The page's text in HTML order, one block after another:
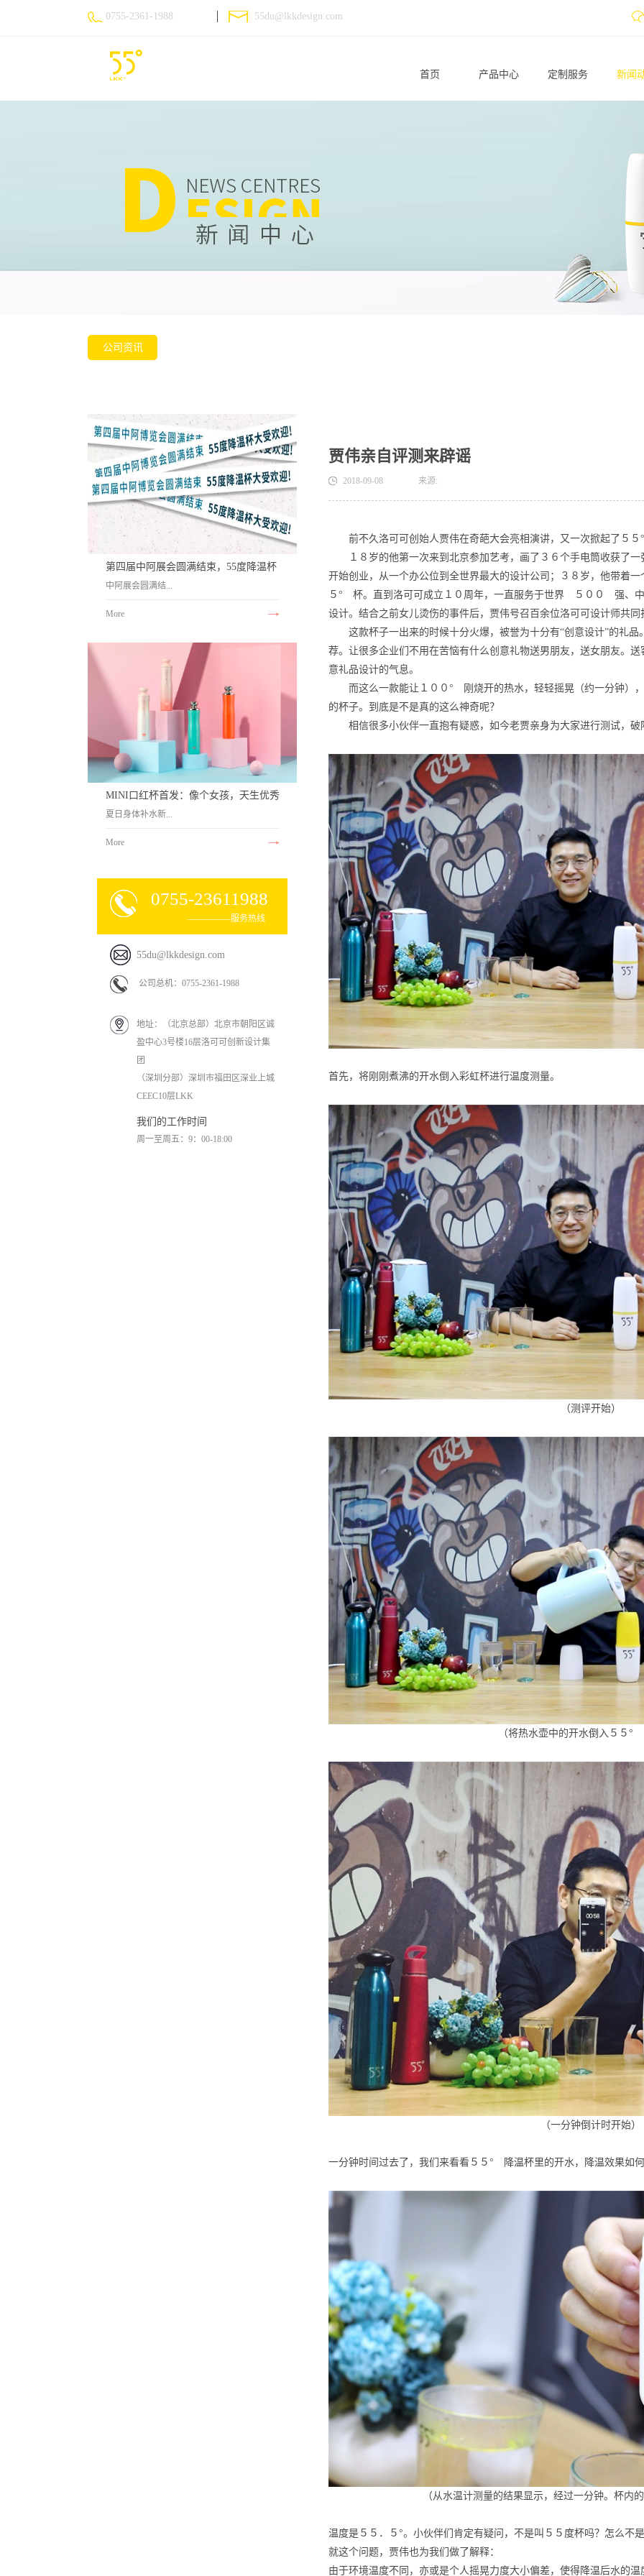
0755-2361-1988 55du@lkkdesign.com
首页 产品中心 定制服务 新闻
公司资讯
第四届中阿展会圆满结束，55度降温杯
火爆销售！
中阿展会圆满结...
束，55度降温杯大受好评！
More
MINI口红杯首发：像个女孩，天生优秀
夏日身体补水新...
方案——55度MINI口红杯热情活泼的潘通色
调，为夏日带来满满元气Lkk55° MINI口红
杯 6月4日全新上市即刻获取你独特的优秀，
关注55度官方旗舰店
More
0755-23611988
—————服务热线
55du@lkkdesign.com
公司总机：0755-2361-1988
地址：（北京总部）北京市朝阳区诚
盈中心3号楼16层洛可可创新设计集
团
（深圳分部）深圳市福田区深业上城
CEEC10层LKK
我们的工作时间
周一至周五：9：00-18:00
贾伟亲自评测来辟谣
2018-09-08 来源:
前不久洛可可创始人贾伟在奇葩大会亮相演讲，又一次掀起了５
１８岁的他第一次来到北京参加艺考，画了３６个手电筒收获了
开始创业，从一个办公位到全世界最大的设计公司；３８岁，他带着
５° 杯。直到洛可可成立１０周年，一直服务于世界 ５００ 强、
设计。结合之前女儿烫伤的事件后，贾伟号召百余位洛可可设计师共
这款杯子一出来的时候十分火爆，被誉为十分有“创意设计”的礼
荐。让很多企业们不用在苦恼有什么创意礼物送男朋友，送女朋友。
意礼品设计的气息。
而这么一款能让１００° 刚烧开的热水，轻轻摇晃（约一分钟）
的杯子。到底是不是真的这么神奇呢？
相信很多小伙伴一直抱有疑惑，如今老贾亲身为大家进行测试，
首先，将刚刚煮沸的开水倒入彩虹杯进行温度测量。
（测评开始）
（将热水壶中的开水倒入５５°
（一分钟倒计时开始）
一分钟时间过去了，我们来看看５５° 降温杯里的开水，降温效果如
（从水温计测量的结果显示，经过一分钟。杯
温度是５５．５°。小伙伴们肯定有疑问，不是叫５５度杯吗？怎么不
就这个问题，贾伟也为我们做了解释：
由于环境温度不同，亦或是个人摇晃力度大小偏差，使得降温后水的温